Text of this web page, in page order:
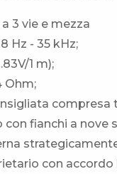
3 vie e mezza
Hz - 35 kHz;
1 m);
Ohm;
compresa
fianchi a nove
con